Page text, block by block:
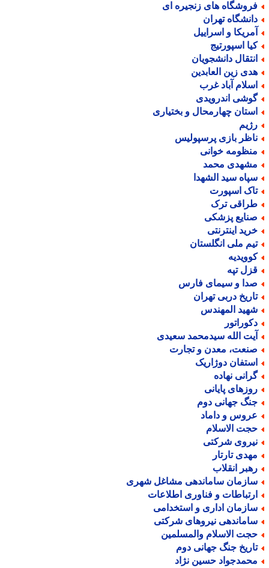
های زنجیره ای
تهران
و اسراییل
اسپورتیج
دانشجویان
زین العابدین
آباد غرب
اندرویدی
چهارمحال و بختیاری
بازی پرسپولیس
خوانی
محمد
سید الشهدا
اسپورت
ترک
پزشکی
اینترنتی
ملی انگلستان
تپه
و سیمای فارس
دربی تهران
المهندس
الله سیدمحمد سعیدی
معدن و تجارت
دوژاریک
نهاده
پایانی
جهانی دوم
و داماد
الاسلام
شرکتی
تارتار
انقلاب
ساماندهی مشاغل شهری
و فناوری اطلاعات
اداری و استخدامی
نیروهای شرکتی
الاسلام والمسلمین
جنگ جهانی دوم
حسین نژاد